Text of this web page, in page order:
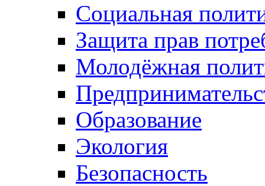
Социальная
Защита прав
Молодёжная
Образование
Экология
Безопасность